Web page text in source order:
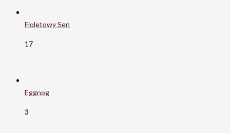
Fioletowy Sen
17
Eggnog
3